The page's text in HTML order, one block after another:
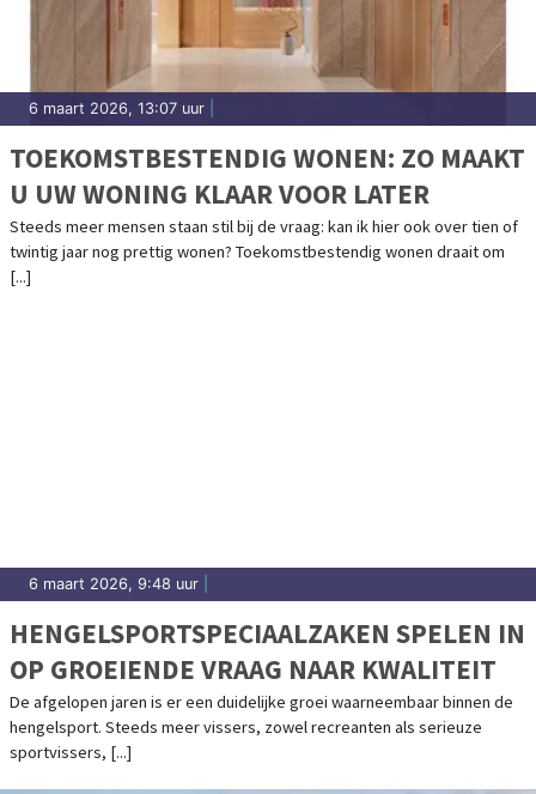
6 maart 2026, 13:07 uur
TOEKOMSTBESTENDIG WONEN: ZO MAAKT
U UW WONING KLAAR VOOR LATER
Steeds meer mensen staan stil bij de vraag: kan ik hier ook over tien of
twintig jaar nog prettig wonen? Toekomstbestendig wonen draait om
[...]
6 maart 2026, 9:48 uur
HENGELSPORTSPECIAALZAKEN SPELEN IN
OP GROEIENDE VRAAG NAAR KWALITEIT
De afgelopen jaren is er een duidelijke groei waarneembaar binnen de
hengelsport. Steeds meer vissers, zowel recreanten als serieuze
sportvissers, [...]